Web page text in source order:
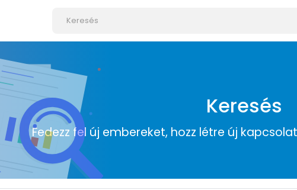
Keresés
Fedezz fel új embereket, hozz létre új